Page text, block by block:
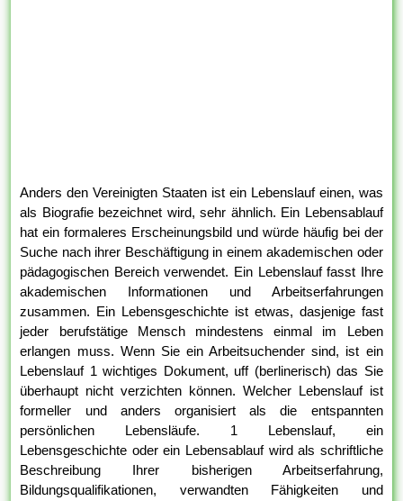
Anders den Vereinigten Staaten ist ein Lebenslauf einen, was
als Biografie bezeichnet wird, sehr ähnlich. Ein Lebensablauf
hat ein formaleres Erscheinungsbild und würde häufig bei der
Suche nach ihrer Beschäftigung in einem akademischen oder
pädagogischen Bereich verwendet. Ein Lebenslauf fasst Ihre
akademischen Informationen und Arbeitserfahrungen
zusammen. Ein Lebensgeschichte ist etwas, dasjenige fast
jeder berufstätige Mensch mindestens einmal im Leben
erlangen muss. Wenn Sie ein Arbeitsuchender sind, ist ein
Lebenslauf 1 wichtiges Dokument, uff (berlinerisch) das Sie
überhaupt nicht verzichten können. Welcher Lebenslauf ist
formeller und anders organisiert als die entspannten
persönlichen Lebensläufe. 1 Lebenslauf, ein
Lebensgeschichte oder ein Lebensablauf wird als schriftliche
Beschreibung Ihrer bisherigen Arbeitserfahrung,
Bildungsqualifikationen, verwandten Fähigkeiten und